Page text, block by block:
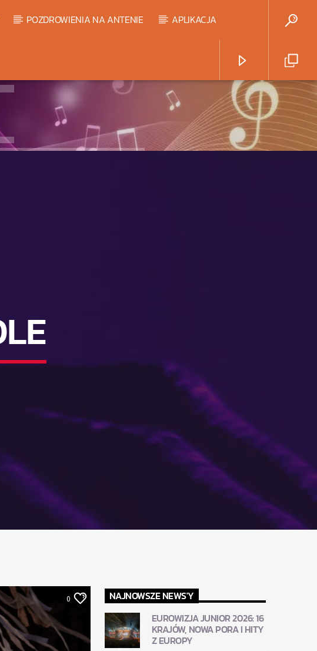
POZDROWIENIA NA ANTENIE APLIKACJA
0
NAJNOWSZE NEWS'Y
EUROWIZJA JUNIOR 2026: 16
KRAJÓW, NOWA PORA I HITY
Z EUROPY